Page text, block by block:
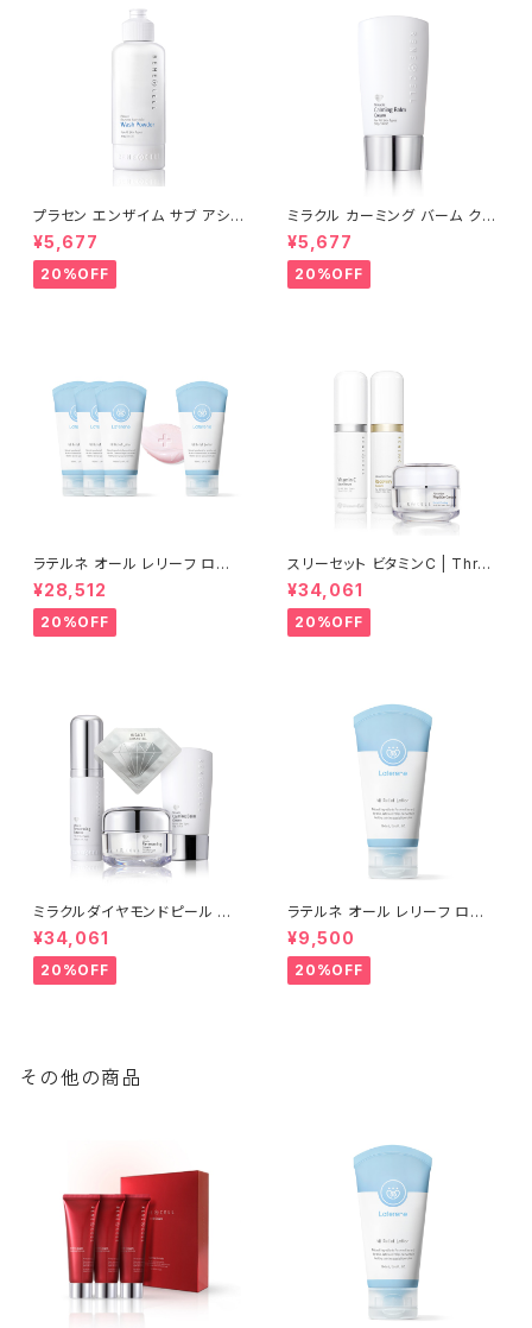
プラセン エンザイム サブ アシッ
ド ウォッシュパウダー 80g |Pla
cen Enzyme Sub-Acid Was
h Powder│毛穴ケア・低刺激・
弱酸性・酵素洗顔【Rene-Cell】
¥5,677
20%OFF
ミラクル カーミング バーム クリ
ーム 50g【※箱無し】| Miracle
Calming Cream【Rene-Cel
l】ルネセル
¥5,677
20%OFF
ラテルネ オール レリーフ ロー
ション 3個＋1個(100ml) | LAT
ERENE ALL RELIEF LATION
【Rene-Cell】ルネセル
¥28,512
20%OFF
スリーセット ビタミンC | Three
sets of vitamin C【Rene-C
ell】ルネセル
¥34,061
20%OFF
ミラクルダイヤモンドピール プ
ログラムセット│シワ・たるみ・毛
穴のスペシャル集中ケア【Rene
-Cell】ルネセル
¥34,061
20%OFF
ラテルネ オール レリーフ ロー
ション 1個(100ml) | LATEREN
E ALL RELIEF LATION│敏感
になりがちな肌をケアする、バリ
ア機能サポートケア【Rene-Ce
¥9,500
20%OFF
その他の商品